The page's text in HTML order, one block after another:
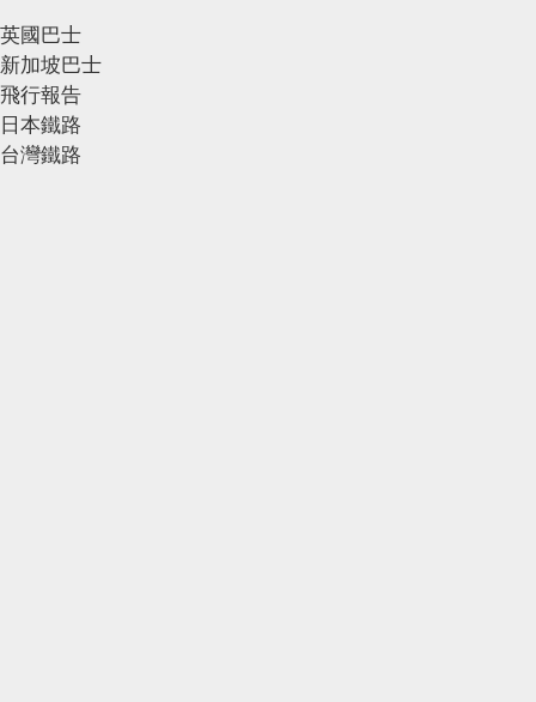
英國巴士
新加坡巴士
飛行報告
日本鐵路
台灣鐵路